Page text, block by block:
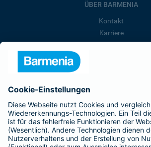
ÜBER BARMENIA
Kontakt
Karriere
Barmenia ist Teil der
BELIEBTE SEITEN
Kranken-
Tierversicherungen